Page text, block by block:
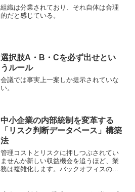
組織は分業されており、それ自体は合理
的だと感じている。
選択肢A・B・Cを必ず出せとい
うルール
会議では事実上一案しか提示されていな
い。
中小企業の内部統制を変革する
「リスク判断データベース」構築
法
管理コストとリスクに押しつぶされてい
ませんか新しい収益機会を追うほど、業
務は複雑化します。バックオフィスの管